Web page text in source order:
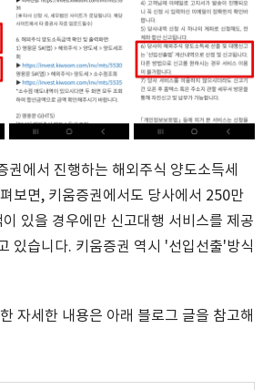
권에서 진행하는 해외주식 양도소득세
보면, 키움증권에서도 당사에서 250만
있을 경우에만 신고대행 서비스를 제공
있습니다. 키움증권 역시 '선입선출'방식
자세한 내용은 아래 블로그 글을 참고해